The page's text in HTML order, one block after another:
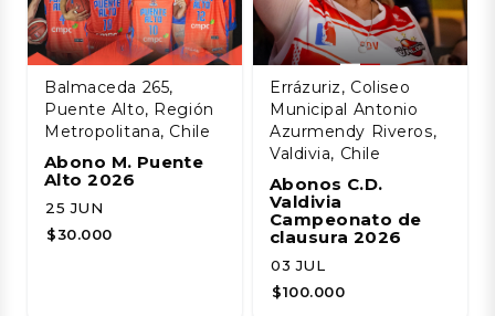
Balmaceda 265,
Puente Alto, Región
Metropolitana, Chile
Abono M. Puente
Alto 2026
25 JUN
$30.000
Errázuriz, Coliseo
Municipal Antonio
Azurmendy Riveros,
Valdivia, Chile
Abonos C.D.
Valdivia
Campeonato de
clausura 2026
03 JUL
$100.000